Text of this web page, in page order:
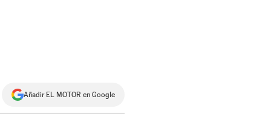
Añadir EL MOTOR en Google